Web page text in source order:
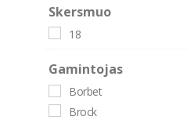
Skersmuo
18
Gamintojas
Borbet
Brock